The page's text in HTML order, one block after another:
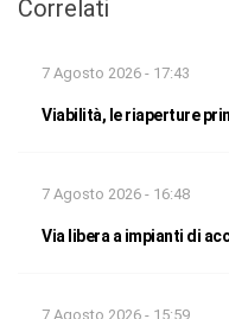
Correlati
7 Agosto 2026 - 17:43
Viabilità, le riaperture
7 Agosto 2026 - 16:48
Via libera a impianti di
7 Agosto 2026 - 15:59